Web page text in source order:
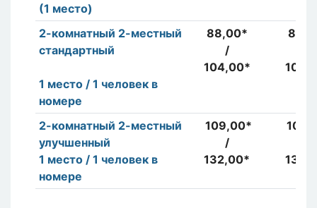
(1 место)
2-комнатный 2-местный
стандартный
1 место / 1 человек в
номере
88,00*
/
104,00*
2-комнатный 2-местный
улучшенный
1 место / 1 человек в
номере
109,00*
/
132,00*